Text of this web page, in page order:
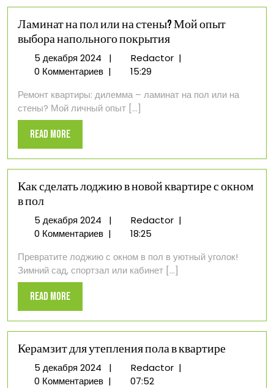
Ламинат на пол или на стены? Мой опыт
выбора напольного покрытия
5 декабря 20245
декабря
| RedactorЛаминат
или
покрытия
|
0 Комментариев |
15:29
Ремонт квартиры: дилемма – ламинат на пол или на
стены? Мой личный опыт [...]
Read MoreRead
More
Как сделать лоджию в новой квартире с окном
в пол
5 декабря 20245
декабря
| RedactorКак
в
новой
|
0 Комментариев |
18:25
Превратите лоджию с окном в пол в уютный уголок!
Зимний сад, спортзал или кабинет [...]
Read MoreRead
More
Керамзит для утепления пола в квартире
5 декабря 20245
декабря
| RedactorКерамзит
|
0 Комментариев |
07:52